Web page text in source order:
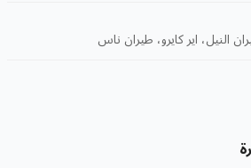
النيل، اير كايرو، طيران ناس